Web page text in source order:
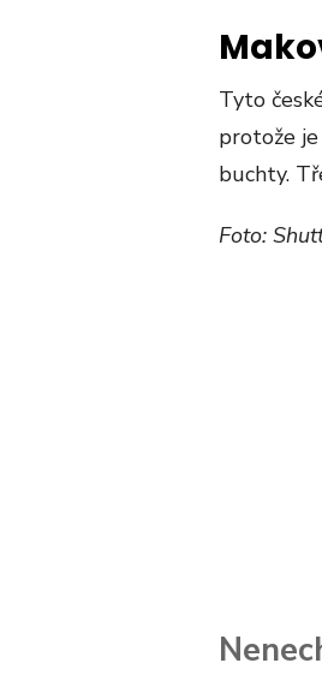
Tyto
protože
buchty.
Foto: